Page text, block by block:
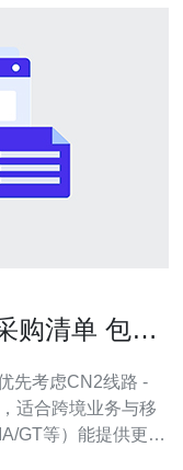
购清单 包含
先考虑CN2线路 -
适合跨境业务与移
GT等）能提供更稳